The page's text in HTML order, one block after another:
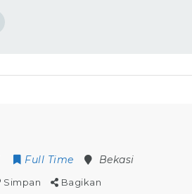
Full Time Bekasi
Simpan Bagikan